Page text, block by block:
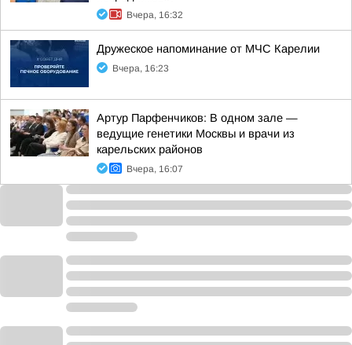
Вчера, 16:32
Дружеское напоминание от МЧС Карелии
Вчера, 16:23
Артур Парфенчиков: В одном зале —
ведущие генетики Москвы и врачи из
карельских районов
Вчера, 16:07